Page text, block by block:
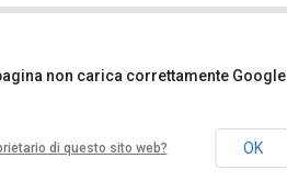
non carica correttamente Google
di questo sito web? OK